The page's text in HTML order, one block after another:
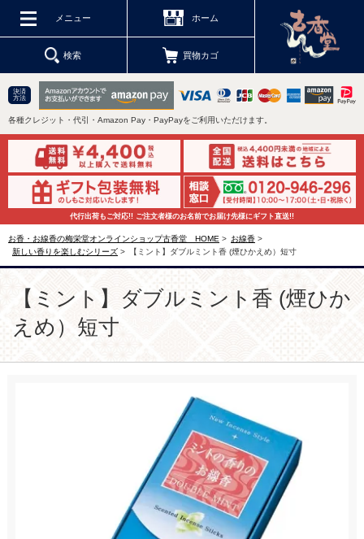
メニュー ホーム
検索 買物カゴ
決済
方法
各種クレジット・代引・Amazon Pay・PayPayをご利用いただけます。
代行出荷もご対応!! ご注文者様のお名前でお届け先様にギフト直送!!
お香・お線香の梅栄堂オンラインショップ古香堂 HOME > お線香 >
新しい香りを楽しむシリーズ > 【ミント】ダブルミント香 (煙ひかえめ）短寸
【ミント】ダブルミント香 (煙ひか
えめ）短寸